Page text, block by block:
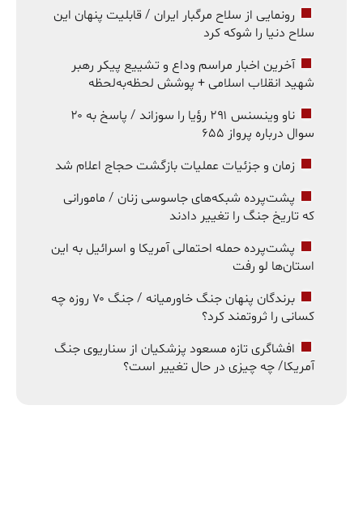
رونمایی از سلاح مرگبار ایران / قابلیت پنهان این
سلاح دنیا را شوکه کرد
آخرین اخبار مراسم وداع و تشییع پیکر رهبر
شهید انقلاب اسلامی + پوشش لحظه‌به‌لحظه
ناو وینسنس ۲۹۱ رؤیا را سوزاند / پاسخ به ۲۰
سوال درباره پرواز ۶۵۵
زمان و جزئیات عملیات بازگشت حجاج اعلام شد
پشت‌پرده شبکه‌های جاسوسی زنان / مامورانی
که تاریخ جنگ را تغییر دادند
پشت‌پرده حمله احتمالی آمریکا و اسرائیل به این
استان‌ها لو رفت
برندگان پنهان جنگ خاورمیانه / جنگ ۷۰ روزه چه
کسانی را ثروتمند کرد؟
افشاگری تازه مسعود پزشکیان از سناریوی جنگ
آمریکا/ چه چیزی در حال تغییر است؟